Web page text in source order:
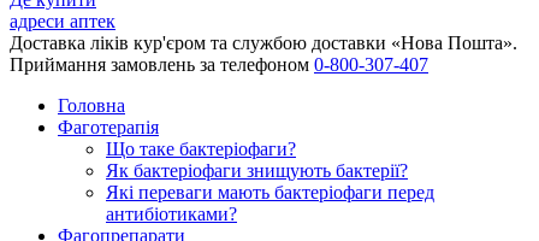
адреси аптек
Доставка ліків кур'єром та службою доставки «Нова Пошта».
Приймання замовлень за телефоном 0-800-307-407
Головна
Фаготерапія
Що таке бактеріофаги?
Як бактеріофаги знищують бактерії?
Які переваги мають бактеріофаги перед
антибіотиками?
Фагопрепарати